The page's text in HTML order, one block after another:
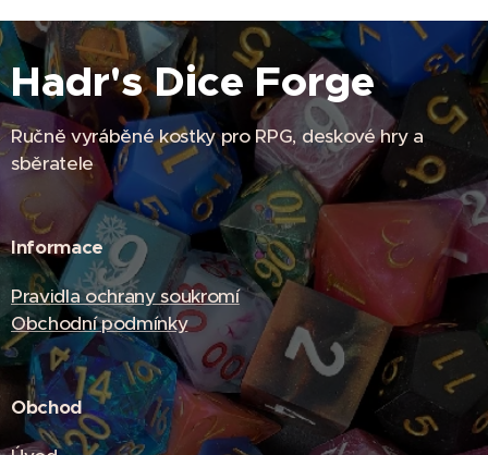
Hadr's Dice Forge
Ručně vyráběné kostky pro RPG, deskové hry a
sběratele
Informace
Pravidla ochrany soukromí
Obchodní podmínky
Obchod